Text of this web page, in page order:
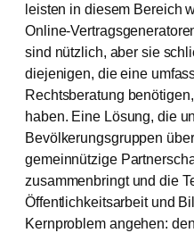
leisten in diesem Bereich
Online-
sind nützlich, aber sie
diejenigen, die eine
Rechtsberatung
haben. Eine Lösung, die
Bevölkerungsgruppen
gemeinnützige
zusammenbringt und die
Öffentlichkeitsarbeit und
Kernproblem angehen: